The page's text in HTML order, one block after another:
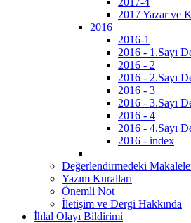
2017 Yazar ve
2016
2016-1
2016 - 1.Sayı
2016 - 2
2016 - 2.Sayı
2016 - 3
2016 - 3.Sayı
2016 - 4
2016 - 4.Sayı
2016 - index
Değerlendirmedeki
Yazım Kuralları
Önemli Not
İletişim ve Dergi Hakkında
İhlal Olayı Bildirimi